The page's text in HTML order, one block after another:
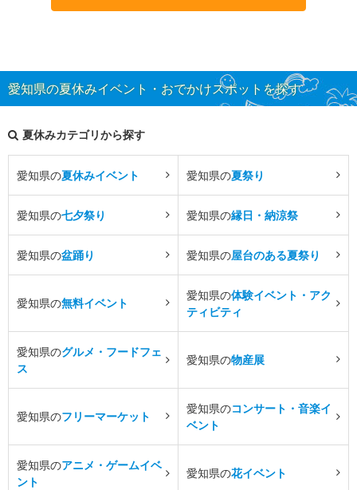
愛知県の夏休みイベント・おでかけスポットを探す
夏休みカテゴリから探す
愛知県の夏休みイベント 愛知県の夏祭り
愛知県の七夕祭り 愛知県の縁日・納涼祭
愛知県の盆踊り 愛知県の屋台のある夏祭り
愛知県の無料イベント
愛知県の体験イベント・アク
ティビティ
愛知県のグルメ・フードフェ
ス
愛知県の物産展
愛知県のフリーマーケット
愛知県のコンサート・音楽イ
ベント
愛知県のアニメ・ゲームイベ
ント
愛知県の花イベント